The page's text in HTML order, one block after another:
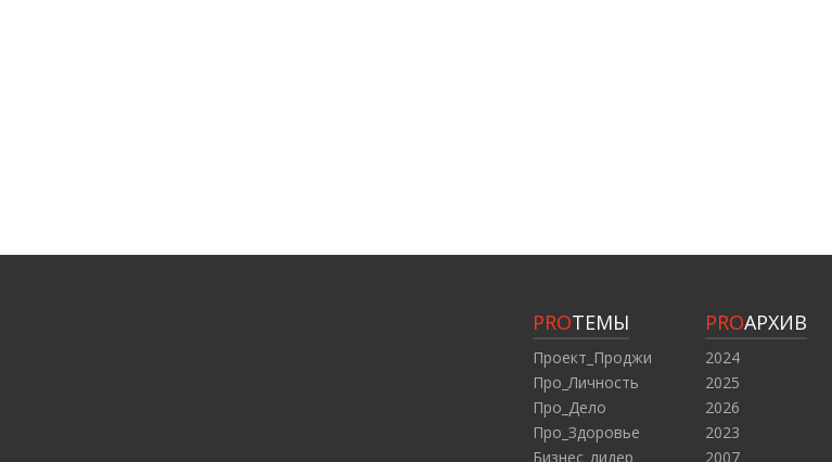
PROТЕМЫ
Проект_Проджи
Про_Личность
Про_Дело
Про_Здоровье
Бизнес_лидер
PROАРХИВ
2024
2025
2026
2023
2007